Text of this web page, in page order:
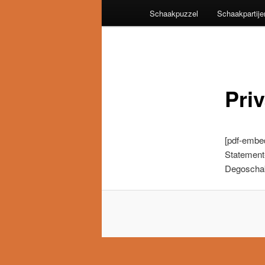
Schaakpuzzel
[pdf-